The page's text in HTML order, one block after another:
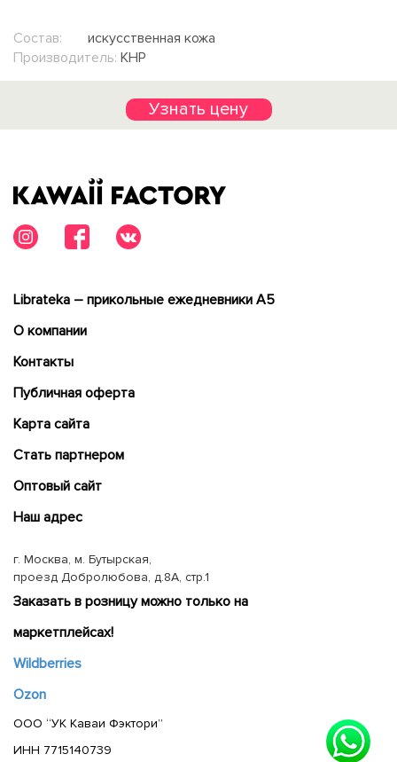
Состав:
искусственная кожа
Производитель: КНР
Узнать цену
Librateka – прикольные ежедневники А5
О компании
Контакты
Публичная оферта
Карта сайта
Cтать партнером
Оптовый сайт
Наш адрес
г. Москва, м. Бутырская,
проезд Добролюбова, д.8А, стр.1
Заказать в розницу можно только на
маркетплейсах!
Wildberries
Ozon
ООО “УК Каваи Фэктори”
ИНН 7715140739